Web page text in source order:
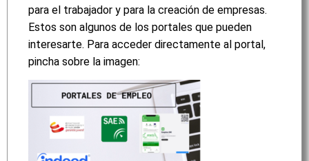
para el trabajador y para la creación de empresas.
Estos son algunos de los portales que pueden
interesarte. Para acceder directamente al portal,
pincha sobre la imagen: